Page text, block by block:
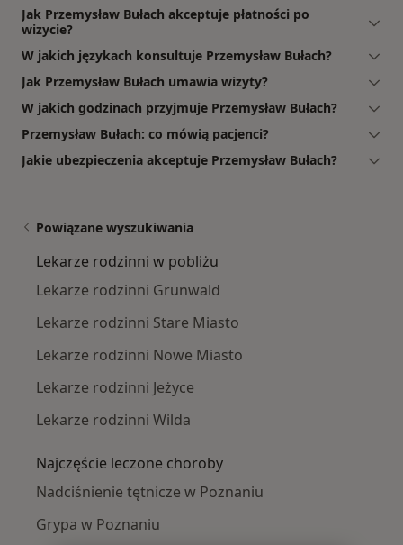
Jak Przemysław Bułach akceptuje płatności po
wizycie?
W jakich językach konsultuje Przemysław Bułach?
Jak Przemysław Bułach umawia wizyty?
W jakich godzinach przyjmuje Przemysław Bułach?
Przemysław Bułach: co mówią pacjenci?
Jakie ubezpieczenia akceptuje Przemysław Bułach?
Powiązane wyszukiwania
Lekarze rodzinni w pobliżu
Lekarze rodzinni Grunwald
Lekarze rodzinni Stare Miasto
Lekarze rodzinni Nowe Miasto
Lekarze rodzinni Jeżyce
Lekarze rodzinni Wilda
Najczęście leczone choroby
Nadciśnienie tętnicze w Poznaniu
Grypa w Poznaniu